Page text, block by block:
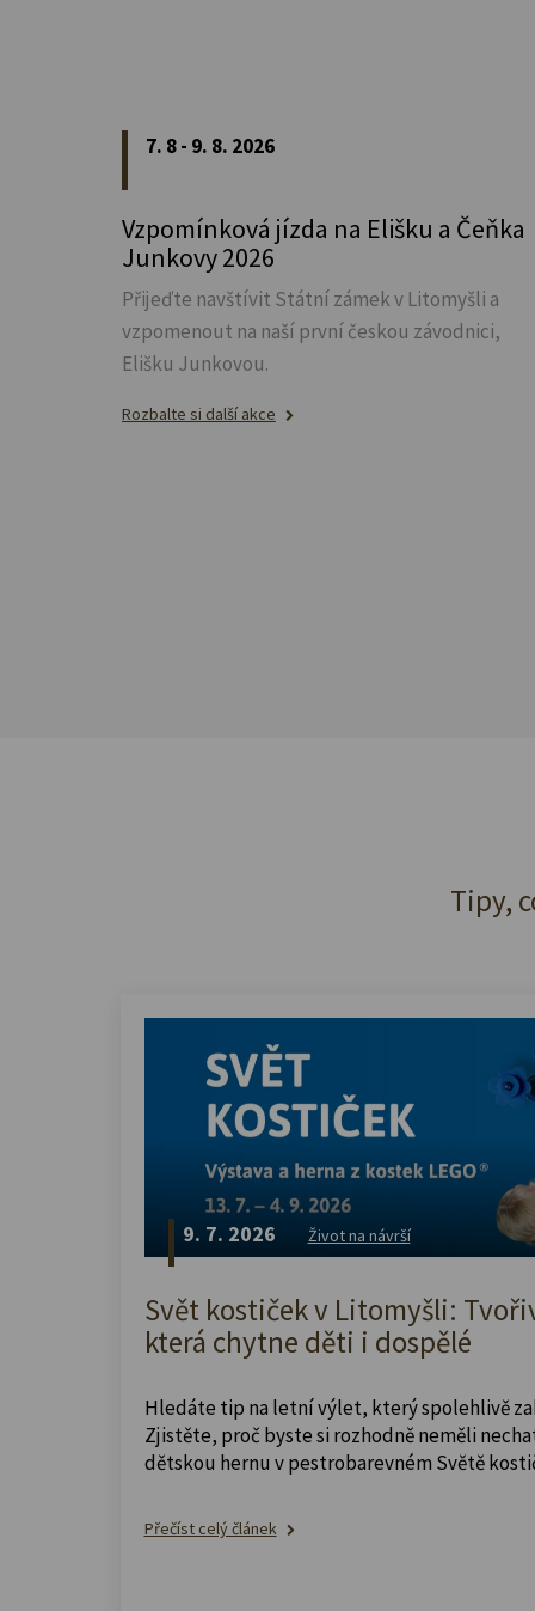
7. 8 - 9. 8. 2026
Vzpomínková jízda na Elišku a Čeňka
Junkovy 2026
Přijeďte navštívit Státní zámek v Litomyšli a
vzpomenout na naší první českou závodnici,
Elišku Junkovou.
Rozbalte si další akce
Tipy,
9. 7. 2026 Život na návrší
Svět kostiček v Litomyšli:
která chytne děti i dospělé
Hledáte tip na letní výlet, který spolehlivě
Zjistěte, proč byste si rozhodně neměli
dětskou hernu v pestrobarevném Světě
Přečíst celý článek